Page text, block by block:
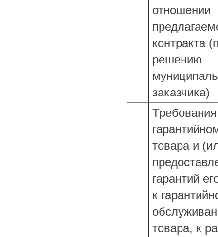
отношении
контракта
решению
заказчика)
товара и
гарантий
к
товара, к